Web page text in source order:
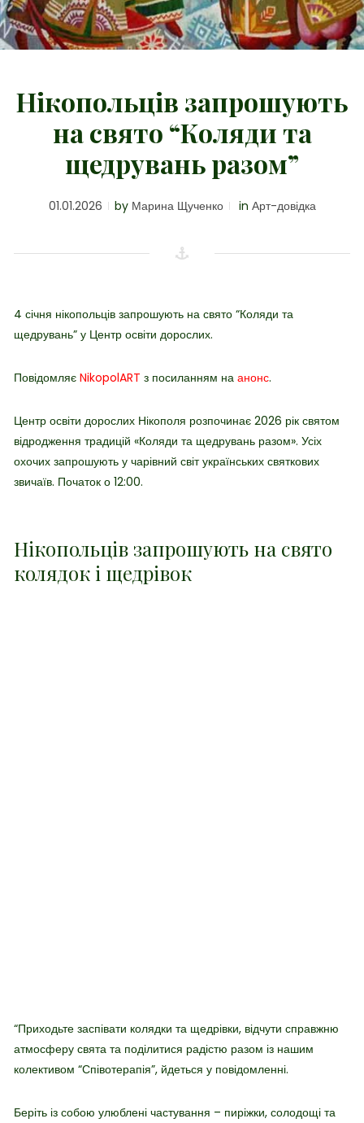
Нікопольців запрошують
на свято “Коляди та
щедрувань разом”
01.01.2026 by Марина Щученко in Арт-довідка
4 січня нікопольців запрошують на свято “Коляди та
щедрувань” у Центр освіти дорослих.
Повідомляє NikopolART з посиланням наанонс.
Центр освіти дорослих Нікополя розпочинає 2026 рік святом
відродження традицій «Коляди та щедрувань разом». Усіх
охочих запрошують у чарівний світ українських святкових
звичаїв. Початок о 12:00.
Нікопольців запрошують на свято
колядок і щедрівок
“Приходьте заспівати колядки та щедрівки, відчути справжню
атмосферу свята та поділитися радістю разом із нашим
колективом “Співотерапія”, йдеться у повідомленні.
Беріть із собою улюблені частування – пиріжки, солодощі та